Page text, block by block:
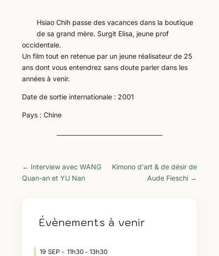
Hsiao Chih passe des vacances dans la boutique
de sa grand mère. Surgit Elisa, jeune prof
occidentale.
Un film tout en retenue par un jeune réalisateur de 25
ans dont vous entendrez sans doute parler dans les
années à venir.
Date de sortie internationale : 2001
Pays : Chine
← Interview avec WANG
Quan-an et YU Nan
Kimono d'art & de désir de
Aude Fieschi →
Évènements à venir
19 SEP 11h30- 13h30